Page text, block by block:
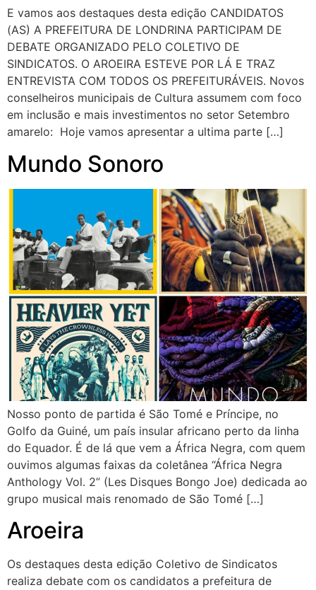
E vamos aos destaques desta edição CANDIDATOS
(AS) A PREFEITURA DE LONDRINA PARTICIPAM DE
DEBATE ORGANIZADO PELO COLETIVO DE
SINDICATOS. O AROEIRA ESTEVE POR LÁ E TRAZ
ENTREVISTA COM TODOS OS PREFEITURÁVEIS. Novos
conselheiros municipais de Cultura assumem com foco
em inclusão e mais investimentos no setor Setembro
amarelo: Hoje vamos apresentar a ultima parte […]
Mundo Sonoro
Nosso ponto de partida é São Tomé e Príncipe, no
Golfo da Guiné, um país insular africano perto da linha
do Equador. É de lá que vem a África Negra, com quem
ouvimos algumas faixas da coletânea “África Negra
Anthology Vol. 2” (Les Disques Bongo Joe) dedicada ao
grupo musical mais renomado de São Tomé […]
Aroeira
Os destaques desta edição Coletivo de Sindicatos
realiza debate com os candidatos a prefeitura de